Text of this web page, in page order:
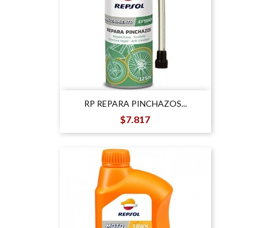
RP REPARA PINCHAZOS...
Precio
$7.817